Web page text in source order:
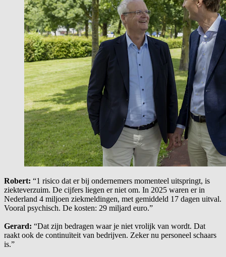
Robert: “1 risico dat er bij ondernemers momenteel uitspringt, is
ziekteverzuim. De cijfers liegen er niet om. In 2025 waren er in
Nederland 4 miljoen ziekmeldingen, met gemiddeld 17 dagen uitval.
Vooral psychisch. De kosten: 29 miljard euro.”
Gerard: “Dat zijn bedragen waar je niet vrolijk van wordt. Dat
raakt ook de continuïteit van bedrijven. Zeker nu personeel schaars
is.”